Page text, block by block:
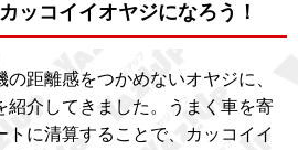
ッコイイオヤジになろう！
距離感をつかめないオヤジに、
紹介してきました。うまく車を寄
に清算することで、カッコイイ